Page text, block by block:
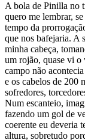
A bola de Pinilla no
quero me lembrar,
tempo da
que nos bafejaria. A
minha cabeça,
um rojão, quase vi o
campo não
e os cabelos de 200
sofredores,
Num escanteio,
fazendo um gol de
coerente eu deveria
altura, sobretudo